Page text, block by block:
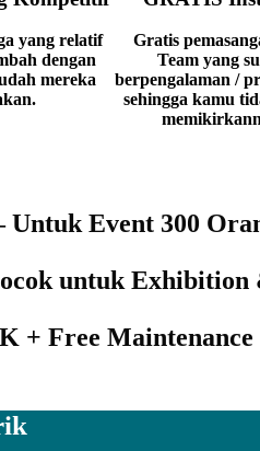
yang relatif
dengan
mereka
Gratis
Team yang
berpengalaman /
sehingga kamu
Untuk Event 300
untuk Exhibition
+ Free Maintenance